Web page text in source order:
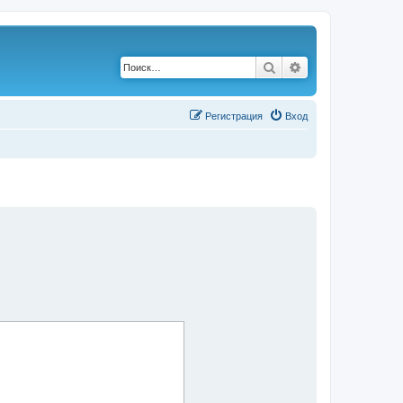
Поиск
Вход
Регистрация